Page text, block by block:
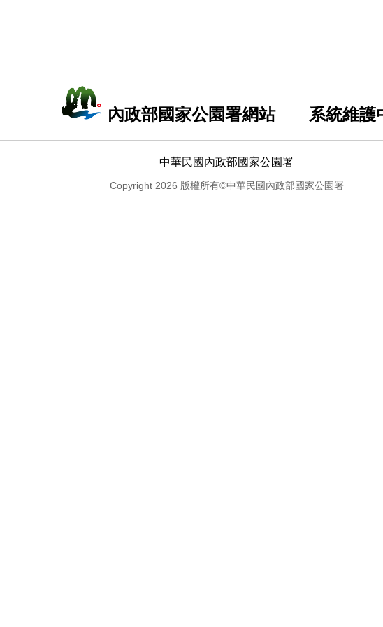
內政部國家公園署網站 系統維護
中華民國內政部國家公園署
Copyright 2026 版權所有©中華民國內政部國家公園署